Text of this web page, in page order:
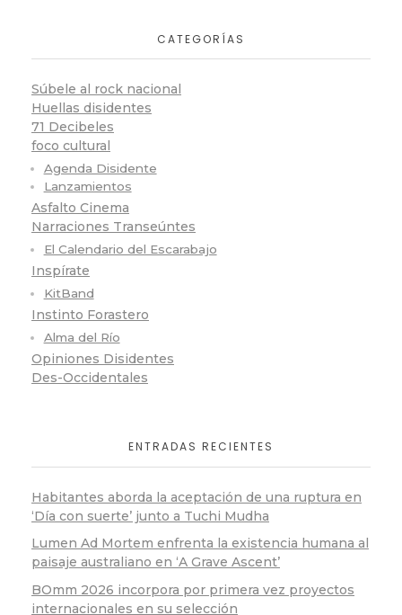
CATEGORÍAS
Súbele al rock nacional
Huellas disidentes
71 Decibeles
foco cultural
Agenda Disidente
Lanzamientos
Asfalto Cinema
Narraciones Transeúntes
El Calendario del Escarabajo
Inspírate
KitBand
Instinto Forastero
Alma del Río
Opiniones Disidentes
Des-Occidentales
ENTRADAS RECIENTES
Habitantes aborda la aceptación de una ruptura en
‘Día con suerte’ junto a Tuchi Mudha
Lumen Ad Mortem enfrenta la existencia humana al
paisaje australiano en ‘A Grave Ascent’
BOmm 2026 incorpora por primera vez proyectos
internacionales en su selección